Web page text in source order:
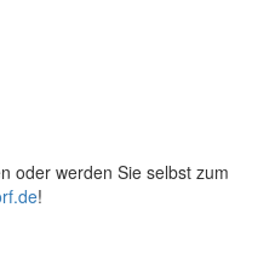
oder werden Sie selbst zum
!